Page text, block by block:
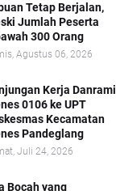
Tetap Berjalan,
Jumlah Peserta
300 Orang
Agustus 06, 2026
Kerja Danramil
0106 ke UPT
Kecamatan
Pandeglang
Juli 24, 2026
Bocah yang